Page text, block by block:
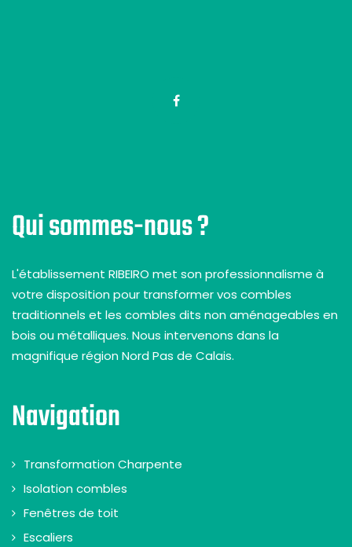
Qui sommes-nous ?
L'établissement RIBEIRO met son professionnalisme à
votre disposition pour transformer vos combles
traditionnels et les combles dits non aménageables en
bois ou métalliques. Nous intervenons dans la
magnifique région Nord Pas de Calais.
Navigation
Transformation Charpente
Isolation combles
Fenêtres de toit
Escaliers